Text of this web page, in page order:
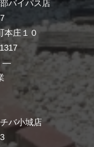
バイパス店
本庄１０
―
バ小城店